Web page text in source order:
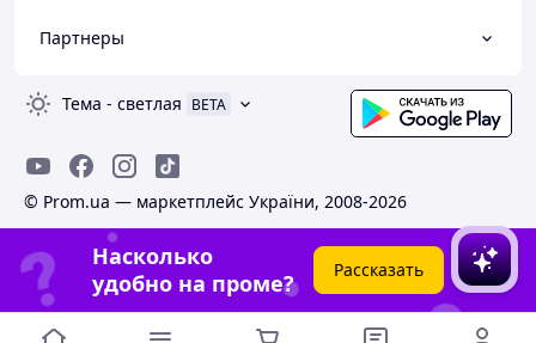
Партнеры
Тема - светлая BETA
© Prom.ua — маркетплейс України, 2008-2026
Насколько
удобно на проме?
Рассказать